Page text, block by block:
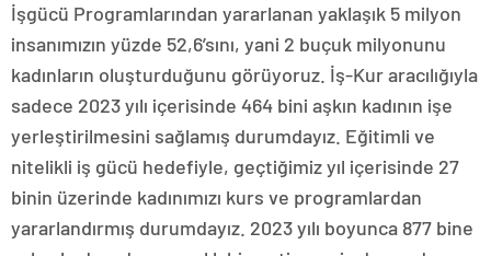
İşgücü Programlarından yararlanan yaklaşık 5 milyon
insanımızın yüzde 52,6’sını, yani 2 buçuk milyonunu
kadınların oluşturduğunu görüyoruz. İş-Kur aracılığıyla
sadece 2023 yılı içerisinde 464 bini aşkın kadının işe
yerleştirilmesini sağlamış durumdayız. Eğitimli ve
nitelikli iş gücü hedefiyle, geçtiğimiz yıl içerisinde 27
binin üzerinde kadınımızı kurs ve programlardan
yararlandırmış durumdayız. 2023 yılı boyunca 877 bine